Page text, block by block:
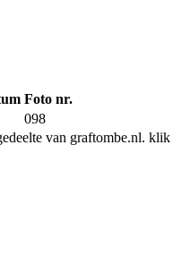
Foto nr.
098
van graftombe.nl. klik